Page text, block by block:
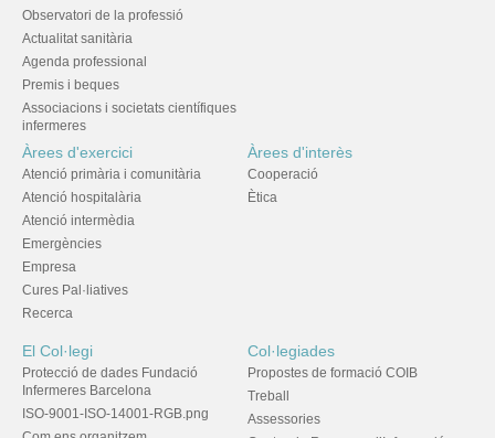
Observatori de la professió
Actualitat sanitària
Agenda professional
Premis i beques
Associacions i societats científiques
infermeres
Àrees d'exercici
Atenció primària i comunitària
Atenció hospitalària
Atenció intermèdia
Emergències
Empresa
Cures Pal·liatives
Recerca
Àrees d'interès
Cooperació
Ètica
El Col·legi
Protecció de dades Fundació
Infermeres Barcelona
ISO-9001-ISO-14001-RGB.png
Col·legiades
Propostes de formació COIB
Treball
Assessories